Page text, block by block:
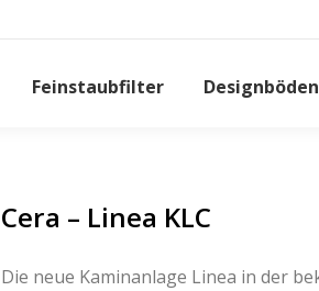
Feinstaubfilter Designböden
Cera – Linea KLC
Die neue Kaminanlage Linea in der